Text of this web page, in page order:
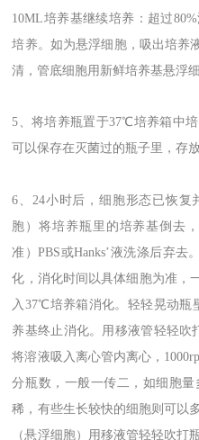
10ML培养基继续培养：超过
培养。如为悬浮细胞，吸出培养
清，管底细胞用新鲜培养基悬浮
5、将培养瓶置于37℃培养箱中
可以保存在灭菌过的瓶子里，存
6、24小时后，细胞形态已恢复
胞）将培养瓶里的培养基倒去
准）PBS或Hanks’液洗涤后弃去
化，消化时间以具体细胞为准，
入37℃培养箱消化。轻轻晃动瓶
养基终止消化。用移液管轻轻
将溶液吸入离心管内离心，
分瓶数，一般一传二，如细胞
稀，有些生长较快的细胞则可以
（悬浮细胞）用移液管轻轻吹打